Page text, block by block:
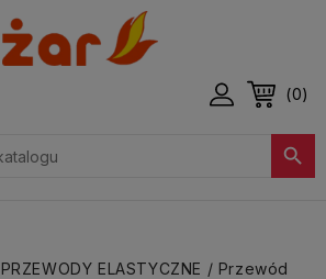
(0)

PRZEWODY ELASTYCZNE
Przewód